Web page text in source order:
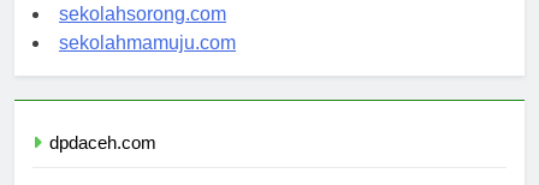
sekolahsorong.com
sekolahmamuju.com
dpdaceh.com